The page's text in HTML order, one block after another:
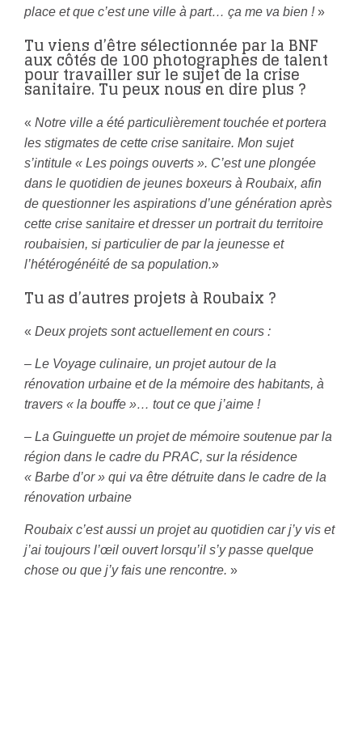
place et que c’est une ville à part… ça me va bien !»
Tu viens d’être sélectionnée par la BNF
aux côtés de 100 photographes de talent
pour travailler sur le sujet de la crise
sanitaire. Tu peux nous en dire plus ?
« Notre ville a été particulièrement touchée et portera
les stigmates de cette crise sanitaire. Mon sujet
s’intitule « Les poings ouverts ». C’est une plongée
dans le quotidien de jeunes boxeurs à Roubaix, afin
de questionner les aspirations d’une génération après
cette crise sanitaire et dresser un portrait du territoire
roubaisien, si particulier de par la jeunesse et
l’hétérogénéité de sa population.»
Tu as d’autres projets à Roubaix ?
« Deux projets sont actuellement en cours :
– Le Voyage culinaire, un projet autour de la
rénovation urbaine et de la mémoire des habitants, à
travers « la bouffe »… tout ce que j’aime !
– La Guinguette un projet de mémoire soutenue par la
région dans le cadre du PRAC, sur la résidence
« Barbe d’or » qui va être détruite dans le cadre de la
rénovation urbaine
Roubaix c’est aussi un projet au quotidien car j’y vis et
j’ai toujours l’œil ouvert lorsqu’il s’y passe quelque
chose ou que j’y fais une rencontre. »